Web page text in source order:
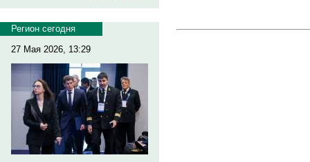
Регион сегодня
27 Мая 2026, 13:29